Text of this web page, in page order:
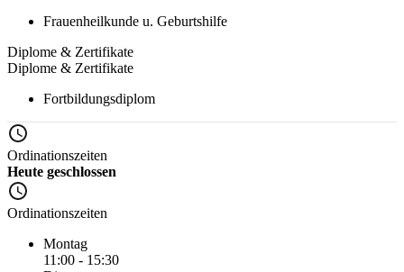
Frauenheilkunde u. Geburtshilfe
Diplome & Zertifikate
Diplome & Zertifikate
Fortbildungsdiplom
Ordinationszeiten
Heute geschlossen
Ordinationszeiten
Montag
11:00 - 15:30